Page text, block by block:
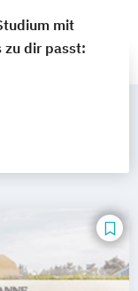
mit
zu dir passt: